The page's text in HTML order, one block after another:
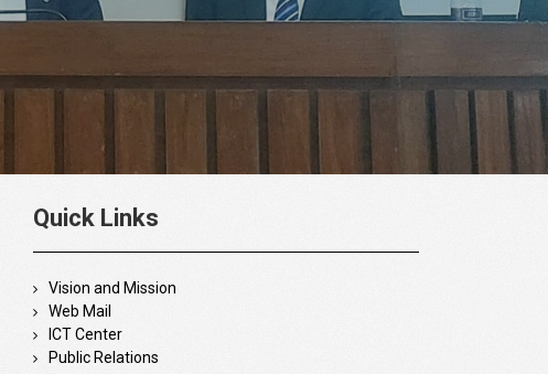
Quick Links
Vision and Mission
Web Mail
ICT Center
Public Relations